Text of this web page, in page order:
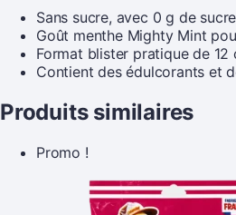
Sans sucre, avec 0 g de
Goût menthe Mighty Mint
Format blister pratique de 12
Contient des édulcorants et
Produits similaires
Promo !